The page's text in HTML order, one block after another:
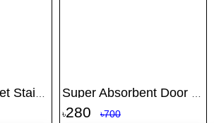
৳280 ৳700